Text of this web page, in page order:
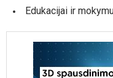
Edukacijai ir